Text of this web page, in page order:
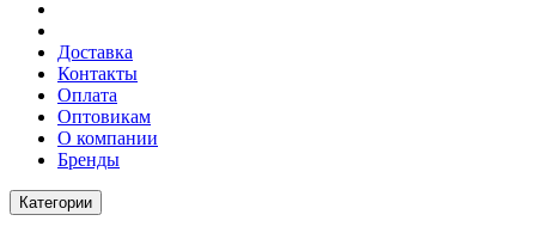
Доставка
Контакты
Оплата
Оптовикам
О компании
Бренды
Категории